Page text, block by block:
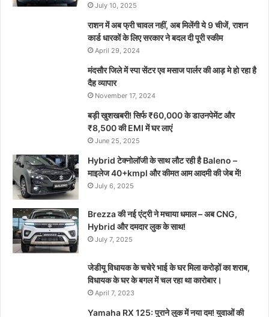
July 10, 2025
राशन में अब फ्री चावल नहीं, अब मिलेंगी ये 9 चीजें, राशन
कार्ड धारकों के लिए सरकार ने बदल दी पूरी स्कीम
April 29, 2024
मंदसौर जिले में स्पा सेंटर एव मसाज पार्लर की आड़ मे हो रहा है
दैह व्यापार
November 17, 2024
बड़ी खुशखबरी! सिर्फ ₹60,000 के डाउनपेमेंट और
₹8,500 की EMI में घर लाएं
June 25, 2025
Hybrid टेक्नोलॉजी के साथ लौट रही है Baleno –
माइलेज 40+kmpl और कीमत आम आदमी की जेब में!
July 6, 2025
Brezza की नई एंट्री ने मचाया धमाल – अब CNG,
Hybrid और दमदार लुक के साथ!
July 7, 2025
जेडीयू विधायक के चचेरे भाई के घर मिला करोड़ों का शराब,
विधायक के घर के बगल में चल रहा था कारोबार।
April 7, 2023
Yamaha RX 125: पुराने लुक में नया दम! युवाओं की